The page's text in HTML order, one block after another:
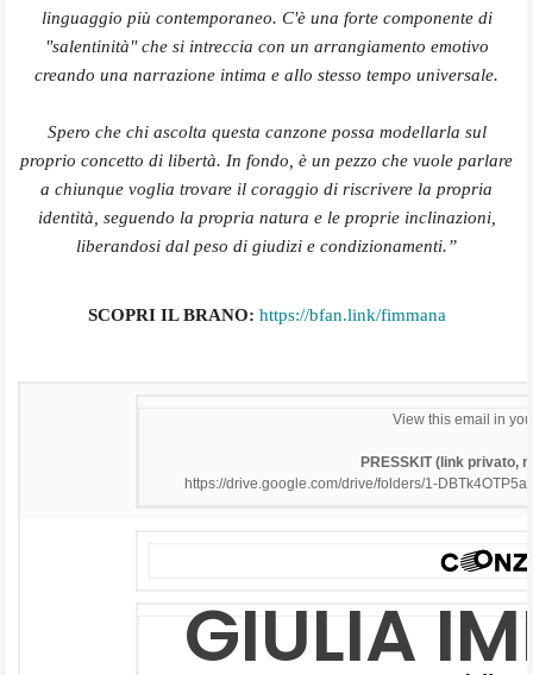
linguaggio più contemporaneo. C'è una forte componente di
"salentinità" che si intreccia con un arrangiamento emotivo
creando una narrazione intima e allo stesso tempo universale.
Spero che chi ascolta questa canzone possa modellarla sul
proprio concetto di libertà. In fondo, è un pezzo che vuole parlare
a chiunque voglia trovare il coraggio di riscrivere la propria
identità, seguendo la propria natura e le proprie inclinazioni,
liberandosi dal peso di giudizi e condizionamenti.”
SCOPRI IL BRANO: https://bfan.link/fimmana
View this email in
PRESSKIT (link privato,
https://drive.google.com/drive/folders/1-
GIULIA